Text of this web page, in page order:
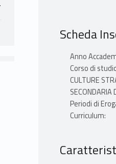
Scheda
Anno
Corso di
CULTURE
SECONDARIA
Periodi di
Curriculum: